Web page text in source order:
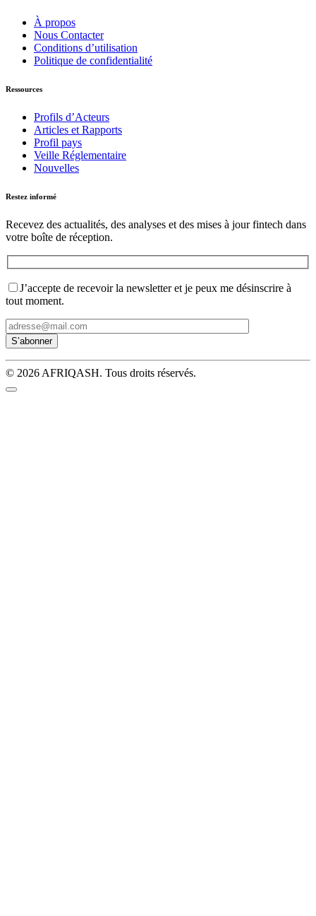
À propos
Nous Contacter
Conditions d’utilisation
Politique de confidentialité
Ressources
Profils d’Acteurs
Articles et Rapports
Profil pays
Veille Réglementaire
Nouvelles
Restez informé
Recevez des actualités, des analyses et des mises à jour fintech dans
votre boîte de réception.
J’accepte de recevoir la newsletter et je peux me désinscrire à
tout moment.
© 2026 AFRIQASH. Tous droits réservés.